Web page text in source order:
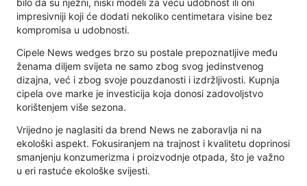
bilo da su nježni, niski modeli za veću udobnost ili oni
impresivniji koji će dodati nekoliko centimetara visine bez
kompromisa u udobnosti.
Cipele News wedges brzo su postale prepoznatljive među
ženama diljem svijeta ne samo zbog svog jedinstvenog
dizajna, već i zbog svoje pouzdanosti i izdržljivosti. Kupnja
cipela ove marke je investicija koja donosi zadovoljstvo
korištenjem više sezona.
Vrijedno je naglasiti da brend News ne zaboravlja ni na
ekološki aspekt. Fokusiranjem na trajnost i kvalitetu doprinosi
smanjenju konzumerizma i proizvodnje otpada, što je važno
u eri rastuće ekološke svijesti.